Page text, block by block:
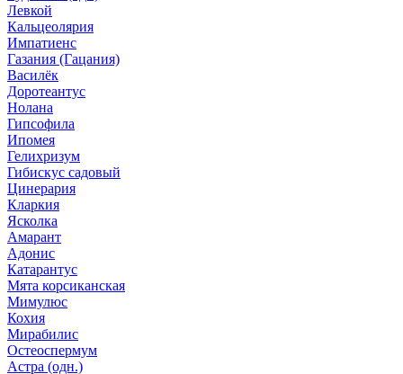
Левкой
Кальцеолярия
Импатиенс
Газания (Гацания)
Василёк
Доротеантус
Нолана
Гипсофила
Ипомея
Гелихризум
Гибискус садовый
Цинерария
Кларкия
Ясколка
Амарант
Адонис
Катарантус
Мята корсиканская
Мимулюс
Кохия
Мирабилис
Остеоспермум
Астра (одн.)